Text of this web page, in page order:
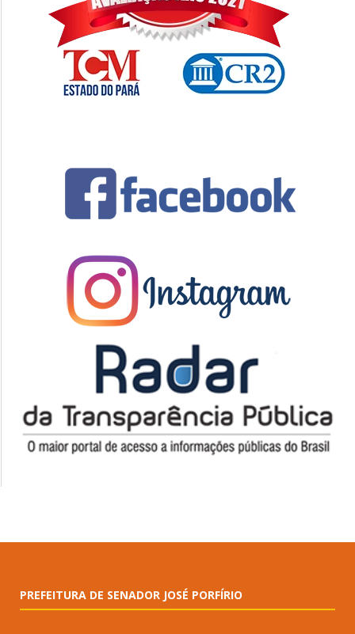
PREFEITURA DE SENADOR JOSÉ PORFÍRIO